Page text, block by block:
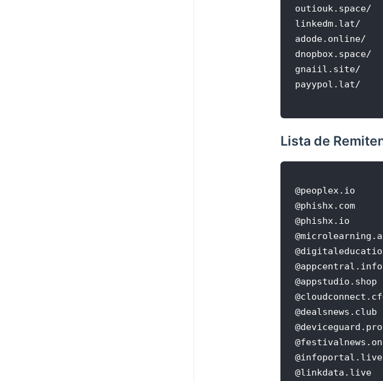
outiouk.space/
linkedm.lat/
adode.online/
dnopbox.space/
gnaiil.site/
Lista de
@peoplex.io
@phishx.com
@phishx.io
@appcentral.info
@appstudio.shop
@dealsnews.club
@deviceguard.pro
@infoportal.live
@linkdata.live